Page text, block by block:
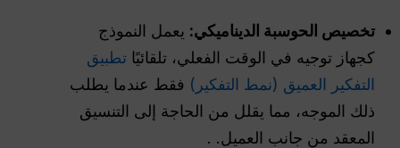
تخصيص الحوسبة الديناميكي: يعمل النموذج
كجهاز توجيه في الوقت الفعلي، تلقائيًا تطبيق
التفكير العميق (نمط التفكير) فقط عندما يطلب
ذلك الموجه، مما يقلل من الحاجة إلى التنسيق
المعقد من جانب العميل. .